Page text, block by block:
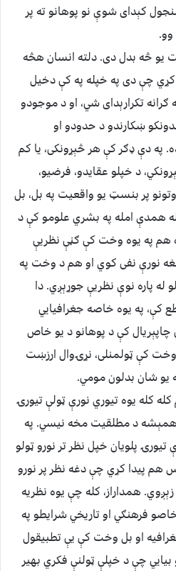
کېدای شوې نو پوهانو ته پر
یو څه بدل دی. دلته انسان هڅه
کړي چې دی په خپله په کې دخیل
تکرارېدای شي، او د موجودو
ښکارندو د حدودو او
په دې ډګر کې هر څېړونکی، یا کم
د خپلو عقایدو، فرضیو،
پر بنسټ یو واقعیت په بل، بل
همدې امله په بشري علومو کې د
هم په یوه وخت کې ګڼې نظریې
نورې نفی کوي او هم د وخت په
له پاره نوې نظریې جوړېږي. دا
کې، په یوه خاصه جغرافیایي
کې د پوهانو د یو خاص
کې ټولمنلی، نړۍوال ارزښت
یو شان بدلون مومي.
کله یوه تیوري نورې ټولې تیورۍ
همېشه د مطلقیت مخه نیسي. په
پلویان خپل نظر تر نورو ټولو
هم پیدا کړي چې دغه نظر پر نورو
همداراز، کله چې یوه نظریه
فرهنګي او تاریخي شرایطو په
او بل وخت کې یې تطبیقول
چې د خپلې ټولنې فکري بهیر